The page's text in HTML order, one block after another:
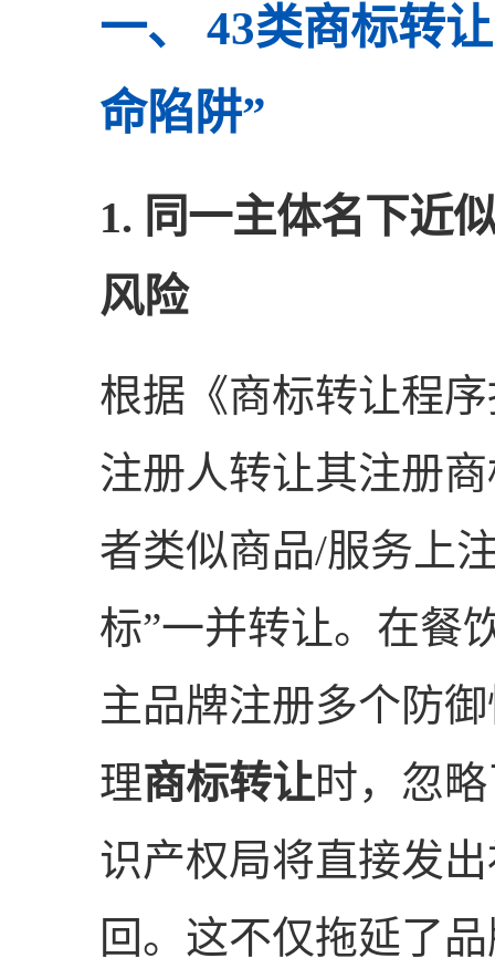
一、 43类商标转
命陷阱”
1. 同一主体名下近
风险
根据《商标转让程
注册人转让其注册
者类似商品/服务上
标”一并转让。在餐
主品牌注册多个防
理商标转让时，忽
识产权局将直接发
回。这不仅拖延了